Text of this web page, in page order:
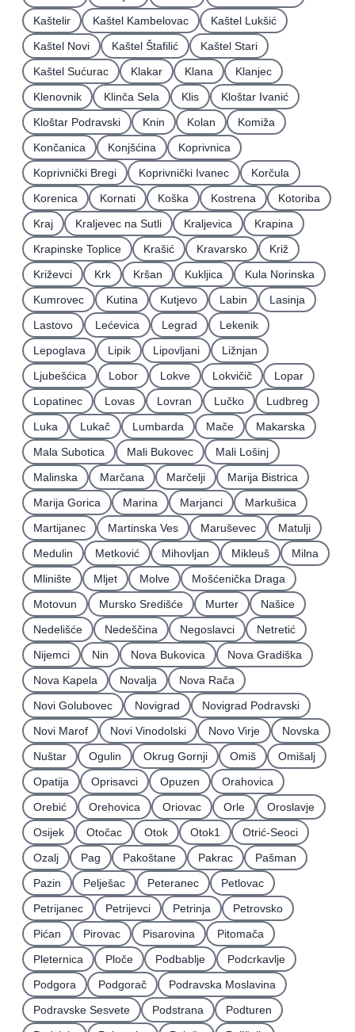
Kaštelir
Kaštel Kambelovac
Kaštel Lukšić
Kaštel Novi
Kaštel Štafilić
Kaštel Stari
Kaštel Sućurac
Klakar Klana
Klanjec
Klenovnik
Klinča Sela Klis
Kloštar Ivanić
Kloštar Podravski
Knin Kolan
Komiža
Končanica
Konjšćina
Koprivnica
Koprivnički Bregi
Koprivnički Ivanec
Korčula
Korenica
Kornati Koška Kostrena
Kotoriba
Kraj
Kraljevec na Sutli Kraljevica
Krapina
Krapinske Toplice
Krašić Kravarsko
Križ
Križevci
Krk Kršan Kukljica
Kula Norinska
Kumrovec
Kutina Kutjevo Labin
Lasinja
Lastovo
Lećevica Legrad
Lekenik
Lepoglava
Lipik Lipovljani
Ližnjan
Ljubešćica
Lobor Lokve Lokvičič
Lopar
Lopatinec
Lovas Lovran Lučko
Ludbreg
Luka
Lukač Lumbarda Mače
Makarska
Mala Subotica
Mali Bukovec
Mali Lošinj
Malinska
Marčana Marčelji
Marija Bistrica
Marija Gorica
Marina Marjanci
Markušica
Martijanec
Martinska Ves Maruševec
Matulji
Medulin
Metković Mihovljan Mikleuš
Milna
Mlinište
Mljet Molve
Mošćenička Draga
Motovun
Mursko Središće Murter
Našice
Nedelišće
Nedeščina Negoslavci
Netretić
Nijemci
Nin Nova Bukovica
Nova Gradiška
Nova Kapela
Novalja
Nova Rača
Novi Golubovec
Novigrad
Novigrad Podravski
Novi Marof
Novi Vinodolski Novo Virje
Novska
Nuštar
Ogulin Okrug Gornji Omiš
Omišalj
Opatija
Oprisavci Opuzen
Orahovica
Orebić
Orehovica Oriovac Orle
Oroslavje
Osijek
Otočac Otok Otok1
Otrić-Seoci
Ozalj
Pag Pakoštane Pakrac
Pašman
Pazin
Pelješac Peteranec
Petlovac
Petrijanec
Petrijevci Petrinja
Petrovsko
Pićan
Pirovac Pisarovina
Pitomača
Pleternica
Ploče Podbablje
Podcrkavlje
Podgora
Podgorač
Podravska Moslavina
Podravske Sesvete
Podstrana
Podturen